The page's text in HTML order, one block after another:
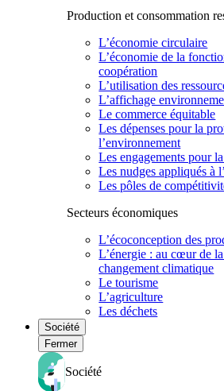
Production et consommation
L’économie circulaire
L’économie de la
coopération
L’utilisation des
L’affichage
Le commerce équitable
Les dépenses pour la
l’environnement
Les engagements pour
Les nudges appliqués à
Les pôles de
Secteurs économiques
L’écoconception des
L’énergie : au cœur de
changement climatique
Le tourisme
L’agriculture
Les déchets
Société
Fermer
Société